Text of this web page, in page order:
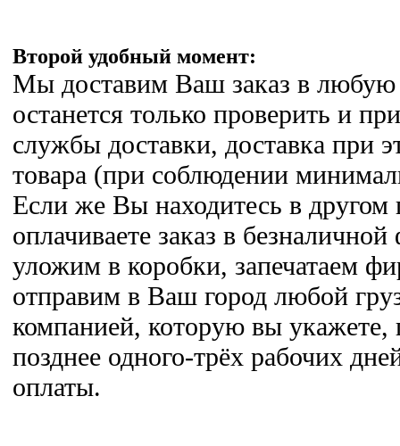
Второй удобный момент:
Мы доставим Ваш заказ в
останется только проверить и
службы доставки, доставка при
товара (при соблюдении
Если же Вы находитесь в другом
оплачиваете заказ в
уложим в коробки, запечатаем
отправим в Ваш город любой
компанией, которую вы укажете,
позднее одного-трёх рабочих
оплаты.